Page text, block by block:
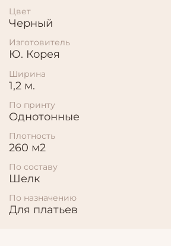
Цвет
Черный
Изготовитель
Ю. Корея
Ширина
1,2 м.
По принту
Однотонные
Плотность
260 м2
По составу
Шелк
По назначению
Для платьев